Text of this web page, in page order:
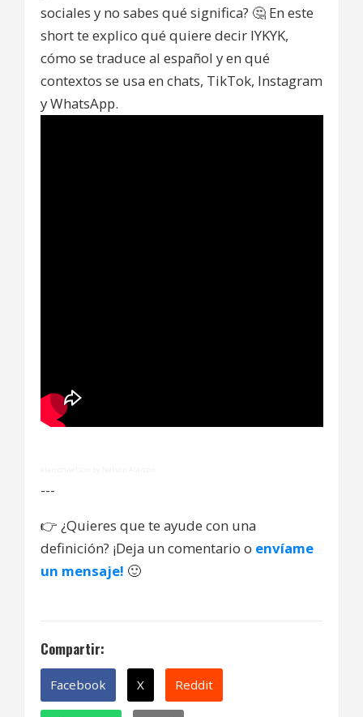
sociales y no sabes qué significa? 🤔 En este
short te explico qué quiere decir IYKYK,
cómo se traduce al español y en qué
contextos se usa en chats, TikTok, Instagram
y WhatsApp.
---
👉 ¿Quieres que te ayude con una
definición? ¡Deja un comentario o envíame
un mensaje! 🙂
Compartir:
Facebook X Reddit